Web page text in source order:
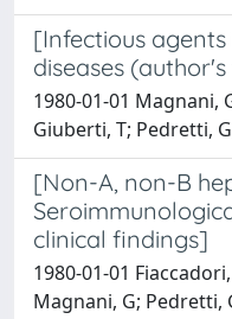
[Infectious agents
diseases
1980-01-01 Magnani,
Giuberti, T; Pedretti,
[Non-A, non-B
clinical findings]
1980-01-01
Magnani, G; Pedretti,